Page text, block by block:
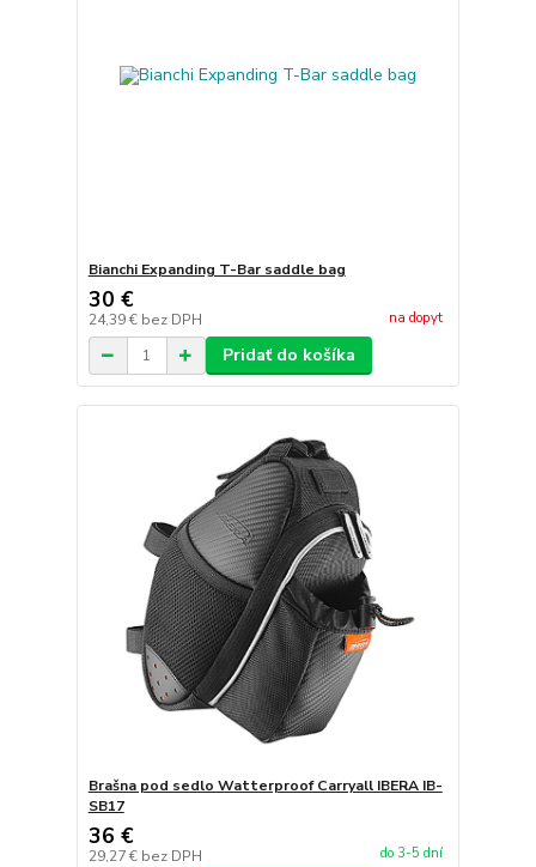
Bianchi Expanding T-Bar saddle bag
30 €
24,39 € bez DPH na dopyt
Pridať do košíka
Brašna pod sedlo Watterproof Carryall IBERA IB-
SB17
36 €
29,27 € bez DPH do 3-5 dní